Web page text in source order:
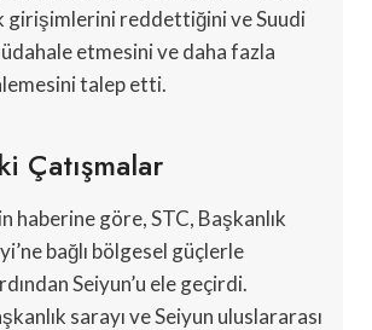
girişimlerini reddettiğini ve Suudi
etmesini ve daha fazla
talep etti.
Çatışmalar
haberine göre, STC, Başkanlık
bağlı bölgesel güçlerle
Seiyun’u ele geçirdi.
sarayı ve Seiyun uluslararası